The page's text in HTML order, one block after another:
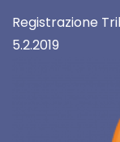
Registrazione
5.2.2019